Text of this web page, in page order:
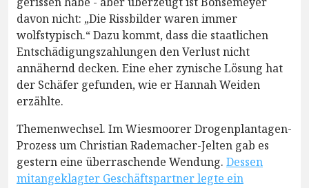
davon nicht: „Die Rissbilder waren immer
wolfstypisch.“ Dazu kommt, dass die staatlichen
Entschädigungszahlungen den Verlust nicht
annähernd decken. Eine eher zynische Lösung hat
der Schäfer gefunden, wie er Hannah Weiden
erzählte.
Themenwechsel. Im Wiesmoorer Drogenplantagen-
Prozess um Christian Rademacher-Jelten gab es
gestern eine überraschende Wendung. Dessen
mitangeklagter Geschäftspartner legte ein